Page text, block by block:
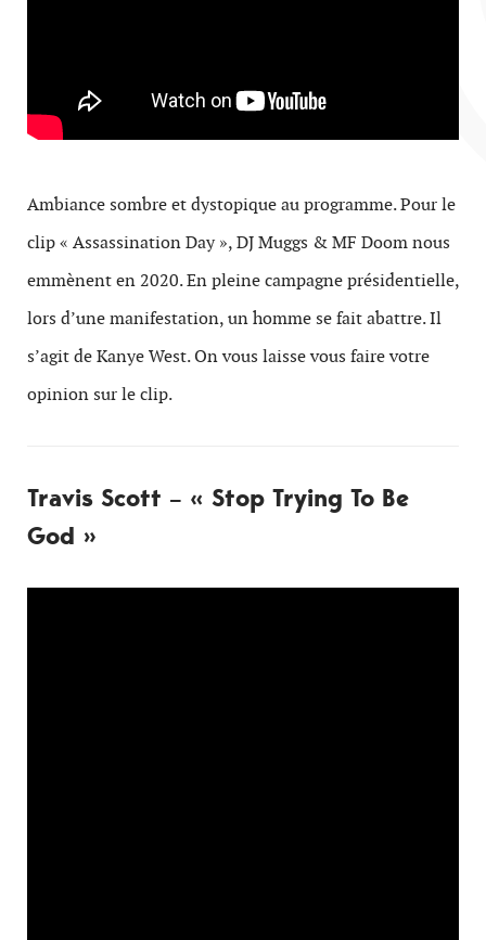
Ambiance sombre et dystopique au programme. Pour le
clip « Assassination Day », DJ Muggs & MF Doom nous
emmènent en 2020. En pleine campagne présidentielle,
lors d’une manifestation, un homme se fait abattre. Il
s’agit de Kanye West. On vous laisse vous faire votre
opinion sur le clip.
Travis Scott – « Stop Trying To Be
God »